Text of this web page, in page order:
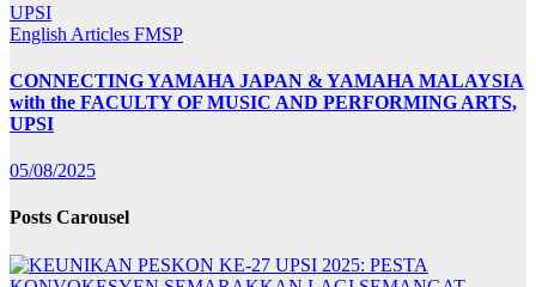
English Articles FMSP
CONNECTING YAMAHA JAPAN & YAMAHA MALAYSIA
with the FACULTY OF MUSIC AND PERFORMING ARTS,
UPSI
05/08/2025
Posts Carousel